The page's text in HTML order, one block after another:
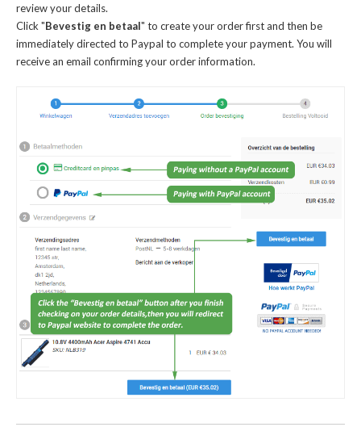
review your details.
Click "Bevestig en betaal" to create your order first and then be
immediately directed to Paypal to complete your payment. You will
receive an email confirming your order information.